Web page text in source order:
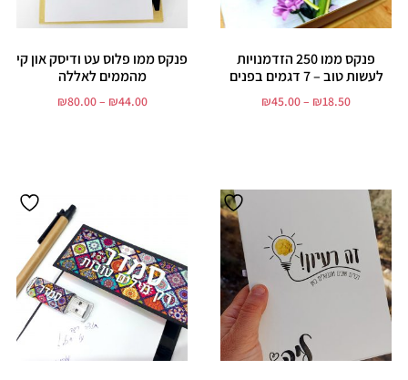
פנקס ממו 250 הזדמנויות
לעשות טוב – 7 דגמים בפנים
₪18.50
–
₪45.00
פנקס ממו פלוס עט ודיסק און קי
מהממים לאללה
₪44.00
–
₪80.00